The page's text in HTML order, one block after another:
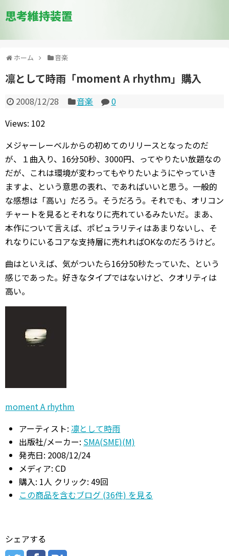
思考維持装置
ホーム 音楽
凛として時雨「moment A rhythm」購入
2008/12/28 音楽
0
Views: 102
メジャーレーベルからの初めてのリリースとなったのだ
が、１曲入り、16分50秒、3000円、ってやりたい放題なの
だが、これは環境が変わってもやりたいようにやっていき
ますよ、という意思の表れ、であればいいと思う。一般的
な感想は「高い」だろう。そうだろう。それでも、オリコン
チャートを見るとそれなりに売れているみたいだ。まあ、
本作について言えば、ポピュラリティはあまりないし、そ
れなりにいるコアな支持層に売れればOKなのだろうけど。
曲はといえば、気がついたら16分50秒たっていた、という
感じであった。好きなタイプではないけど、クオリティは
高い。
moment A rhythm
アーティスト: 凛として時雨
出版社/メーカー: SMA(SME)(M)
発売日: 2008/12/24
メディア: CD
購入: 1人 クリック: 49回
この商品を含むブログ (36件) を見る
シェアする